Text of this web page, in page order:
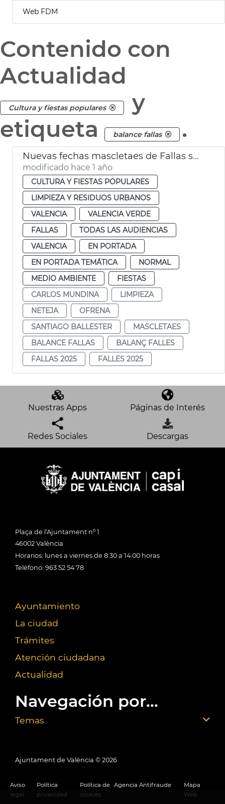
Web FDM
Contenido con
Actualidad
Cultura y fiestas populares
y
etiqueta
balance fallas .
Nuevas fechas mascletaes de Fallas suspendidas por la lluvia
modificado hace 1 año
CULTURA Y FIESTAS POPULARES
LIMPIEZA Y RESIDUOS URBANOS
VALENCIA
VALENCIA VERDE
FALLAS
TODAS LAS AUDIENCIAS
VALENCIA
EN PORTADA
EN PORTADA TEMÁTICA
NORMAL
MEDIO AMBIENTE
FIESTAS
CARLOS MUNDINA
LIMPIEZA
NETEJA
OFRENA
SANTIAGO BALLESTER
MASCLETAES
BALANCE FALLAS
BALANÇ FALLES
FALLAS 2025
FALLES 2025
Nuestras Apps Páginas de Interés
Redes Sociales Descargas
Plaça de l'Ajuntament nº 1
46002 València
Horarios: lunes a viernes de 8:30 a 14:00 horas
Teléfono: 963 52 54 78
Ayuntamiento
La ciudad
Trámites
Atención ciudadana
Actualidad
Navegación por...
Temas
Ajuntament de València © 2026
Aviso
legal
Política
privacidad
Política de
cookies
Agencia Antifraude
Mapa
Web